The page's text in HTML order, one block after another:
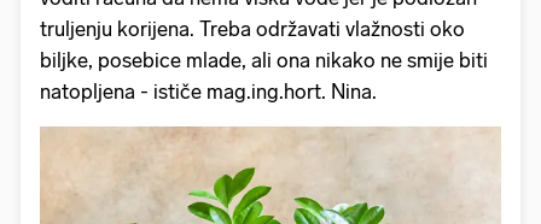
truljenju korijena. Treba održavati vlažnosti oko
biljke, posebice mlade, ali ona nikako ne smije biti
natopljena - ističe mag.ing.hort. Nina.